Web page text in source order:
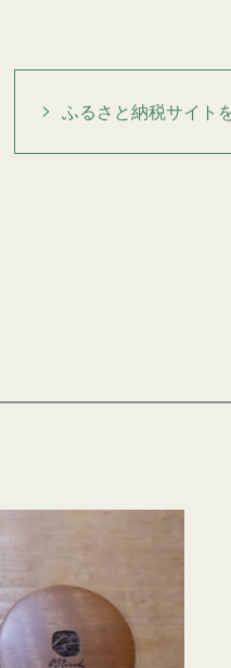
ふるさと納税サイト